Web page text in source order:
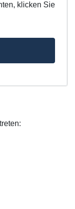
klicken Sie